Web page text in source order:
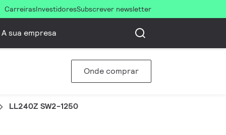
CarreirasInvestidoresSubscrever newsletter
A sua empresa
Onde comprar
LL240Z SW2-1250